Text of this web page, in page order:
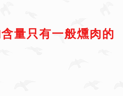
量只有一般燻肉的